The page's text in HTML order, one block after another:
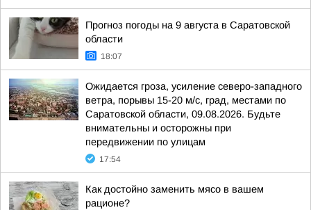
Прогноз погоды на 9 августа в Саратовской
области
18:07
Ожидается гроза, усиление северо-западного
ветра, порывы 15-20 м/с, град, местами по
Саратовской области, 09.08.2026. Будьте
внимательны и осторожны при
передвижении по улицам
17:54
Как достойно заменить мясо в вашем
рационе?